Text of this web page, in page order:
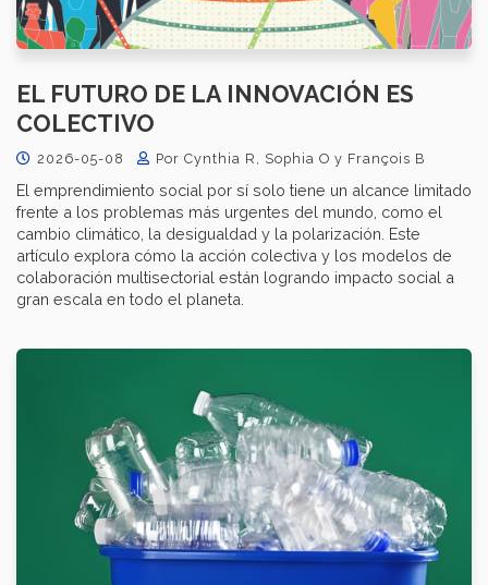
EL FUTURO DE LA INNOVACIÓN ES
COLECTIVO
2026-05-08 Por Cynthia R, Sophia O y François B
El emprendimiento social por sí solo tiene un alcance limitado
frente a los problemas más urgentes del mundo, como el
cambio climático, la desigualdad y la polarización. Este
artículo explora cómo la acción colectiva y los modelos de
colaboración multisectorial están logrando impacto social a
gran escala en todo el planeta.